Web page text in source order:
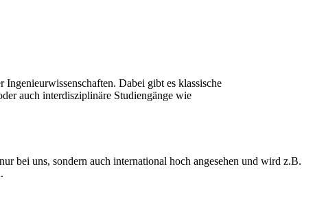
Dabei gibt es klassische
auch interdisziplinäre Studiengänge wie
bei uns, sondern auch international hoch angesehen und wird z.B.